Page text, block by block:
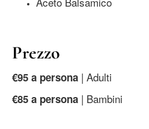
Prezzo
€95 a persona | Adulti
€85 a persona | Bambini